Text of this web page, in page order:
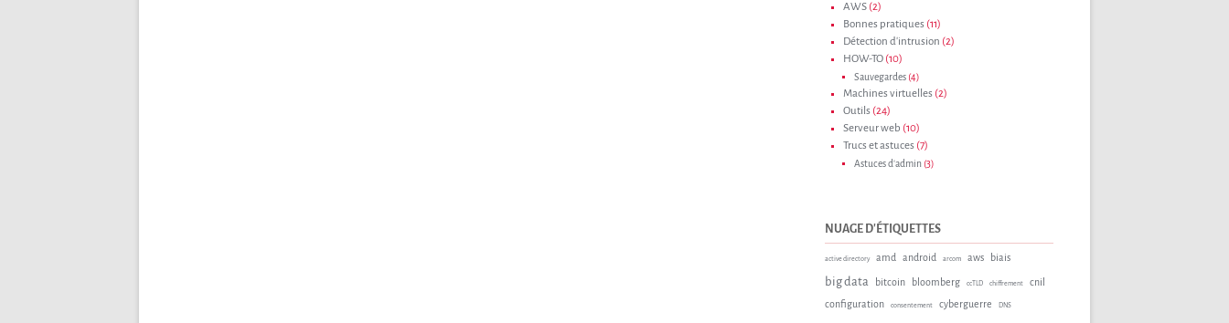
AWS (2)
Bonnes pratiques (11)
Détection d'intrusion (2)
HOW-TO (10)
Sauvegardes (4)
Machines virtuelles (2)
Outils (24)
Serveur web (10)
Trucs et astuces (7)
Astuces d'admin (3)
NUAGE D'ÉTIQUETTES
active directory amd android arcom aws biais
big data bitcoin bloomberg ccTLD chiffrement
cnil
configuration
consentement cyberguerre DNS